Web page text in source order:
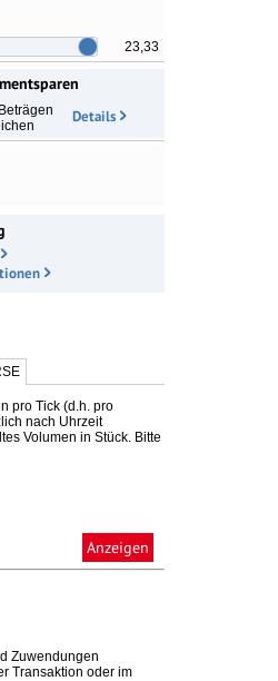
23,33
Details
pro Tick (d.h. pro
nach Uhrzeit
Volumen in Stück. Bitte
Anzeigen
Zuwendungen
Transaktion oder im